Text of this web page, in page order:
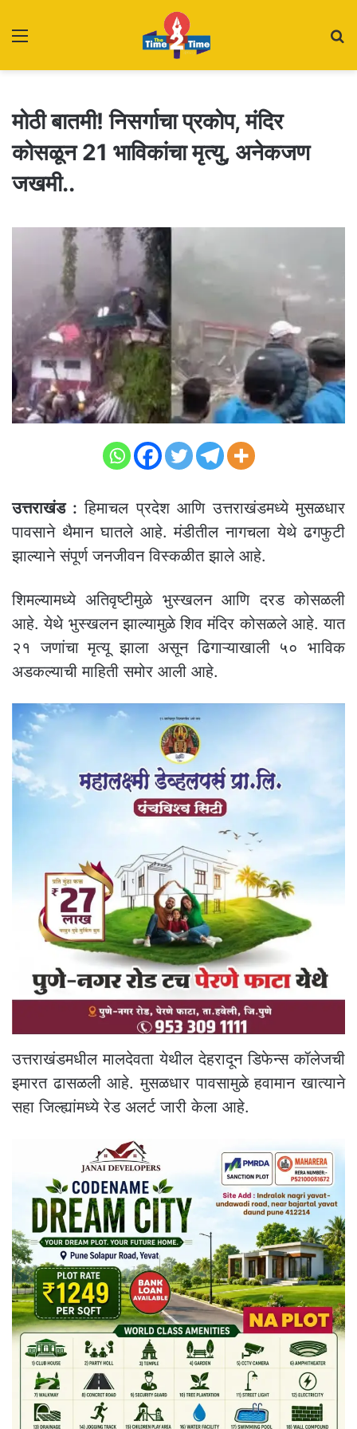
मोठी बातमी! निसर्गाचा प्रकोप, मंदिर
कोसळून 21 भाविकांचा मृत्यु, अनेकजण
जखमी..
उत्तराखंड : हिमाचल प्रदेश आणि उत्तराखंडमध्ये मुसळधार
पावसाने थैमान घातले आहे. मंडीतील नागचला येथे ढगफुटी
झाल्याने संपूर्ण जनजीवन विस्कळीत झाले आहे.
शिमल्यामध्ये अतिवृष्टीमुळे भुस्खलन आणि दरड कोसळली
आहे. येथे भुस्खलन झाल्यामुळे शिव मंदिर कोसळले आहे. यात
२१ जणांचा मृत्यू झाला असून ढिगाऱ्याखाली ५० भाविक
अडकल्याची माहिती समोर आली आहे.
उत्तराखंडमधील मालदेवता येथील देहरादून डिफेन्स कॉलेजची
इमारत ढासळली आहे. मुसळधार पावसामुळे हवामान खात्याने
सहा जिल्ह्यांमध्ये रेड अलर्ट जारी केला आहे.